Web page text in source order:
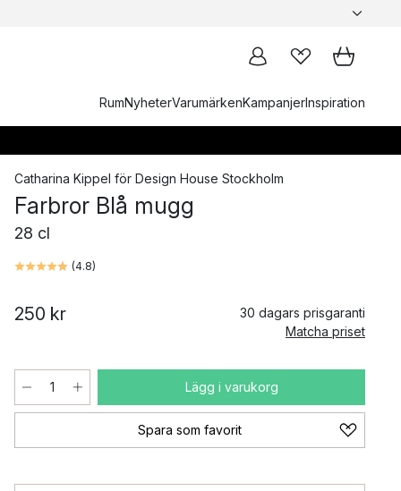
RumNyheterVarumärkenKampanjerInspiration
Catharina Kippel för Design House Stockholm
Farbror Blå mugg
28 cl
(4.8)
250 kr
30 dagars prisgaranti
Matcha priset
Lägg i varukorg
Spara som favorit